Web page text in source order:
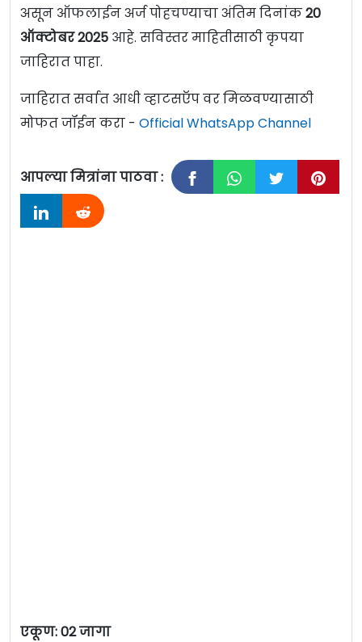
असून ऑफलाईन अर्ज पोहचण्याचा अंतिम दिनांक20
ऑक्टोबर 2025 आहे. सविस्तर माहितीसाठी कृपया
जाहिरात पाहा.
जाहिरात सर्वात आधी व्हाटसऍप वर मिळवण्यासाठी
मोफत जॉईन करा - Official WhatsApp Channel
आपल्या मित्रांना पाठवा :
एकूण: 02 जागा